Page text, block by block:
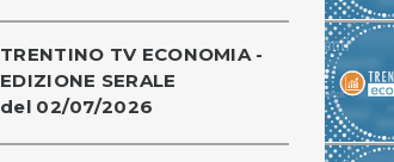
TRENTINO TV ECONOMIA -
EDIZIONE SERALE
del 02/07/2026